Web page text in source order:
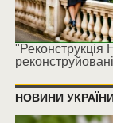
"Реконструкція
НОВИНИ